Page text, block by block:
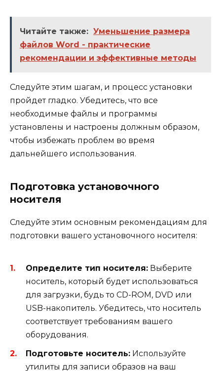
Читайте также: Уменьшение размера
файлов Word - практические
рекомендации и эффективные методы
Следуйте этим шагам, и процесс установки
пройдет гладко. Убедитесь, что все
необходимые файлы и программы
установлены и настроены должным образом,
чтобы избежать проблем во время
дальнейшего использования.
Подготовка установочного
носителя
Следуйте этим основным рекомендациям для
подготовки вашего установочного носителя:
Определите тип носителя: Выберите
носитель, который будет использоваться
для загрузки, будь то CD-ROM, DVD или
USB-накопитель. Убедитесь, что носитель
соответствует требованиям вашего
оборудования.
Подготовьте носитель: Используйте
утилиты для записи образов на ваш